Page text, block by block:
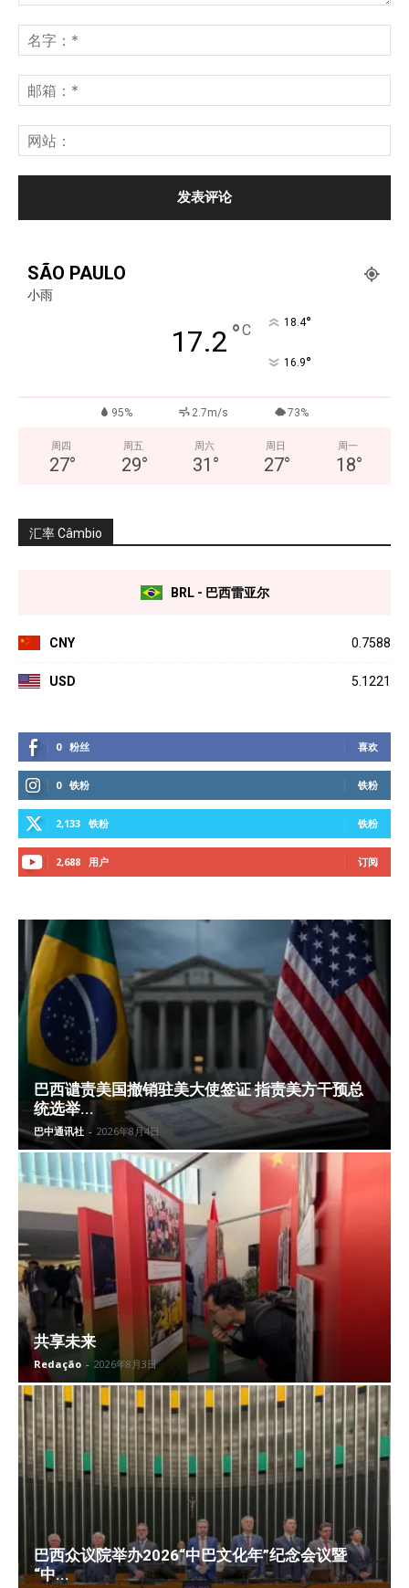
SÃO PAULO
小雨
17.2 °C 18.4°
16.9°
95% 2.7m/s 73%
周四
27°
周五
29°
周六
31 °
周日
27°
周一
18°
汇率 Câmbio
BRL - 巴西雷亚尔
CNY 0.7588
USD 5.1221
0 粉丝 喜欢
0 铁粉 铁粉
2,133 铁粉 铁粉
2,688 用户 订阅
巴西谴责美国撤销驻美大使签证 指责美方干预总
统选举...
巴中通讯社 - 2026年8月4日
共享未来
Redação - 2026年8月3日
巴西众议院举办2026“中巴文化年”纪念会议暨
“中...